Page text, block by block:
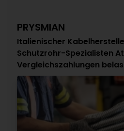
PRYSMIAN
Italienischer
Schutzrohr-Spezialisten
Vergleichszahlungen